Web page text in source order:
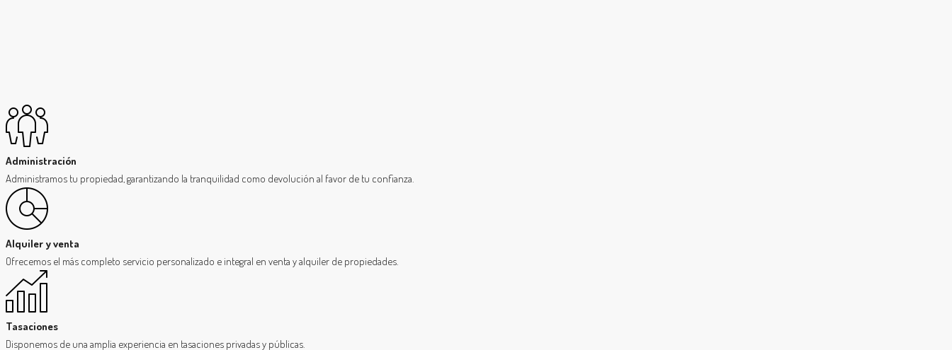
Administración
Administramos tu propiedad, garantizando la tranquilidad como devolución al favor de tu confianza.
Alquiler y venta
Ofrecemos el más completo servicio personalizado e integral en venta y alquiler de propiedades.
Tasaciones
Disponemos de una amplia experiencia en tasaciones privadas y públicas.